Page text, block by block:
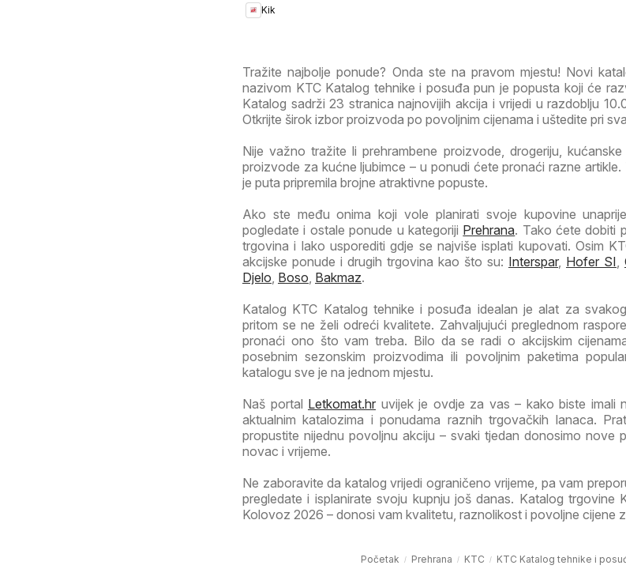
Kik
Tražite najbolje ponude? Onda ste na pravom mjestu! Novi
nazivom KTC Katalog tehnike i posuđa pun je popusta koji će
Katalog sadrži 23 stranica najnovijih akcija i vrijedi u razdoblju
Otkrijte širok izbor proizvoda po povoljnim cijenama i uštedite pri
Nije važno tražite li prehrambene proizvode, drogeriju,
proizvode za kućne ljubimce – u ponudi ćete pronaći razne
je puta pripremila brojne atraktivne popuste.
Ako ste među onima koji vole planirati svoje kupovine
pogledate i ostale ponude u kategoriji Prehrana. Tako ćete dobiti
trgovina i lako usporediti gdje se najviše isplati kupovati. Osim
akcijske ponude i drugih trgovina kao što su: Interspar, Hofer SI
Djelo Boso Bakmaz.
Katalog KTC Katalog tehnike i posuđa idealan je alat za
pritom se ne želi odreći kvalitete. Zahvaljujući preglednom
pronaći ono što vam treba. Bilo da se radi o akcijskim
posebnim sezonskim proizvodima ili povoljnim paketima
katalogu sve je na jednom mjestu.
Naš portal Letkomat.hr uvijek je ovdje za vas – kako biste imali
aktualnim katalozima i ponudama raznih trgovačkih lanaca.
propustite nijednu povoljnu akciju – svaki tjedan donosimo nove
novac i vrijeme.
Ne zaboravite da katalog vrijedi ograničeno vrijeme, pa vam
pregledate i isplanirate svoju kupnju još danas. Katalog trgovine
Kolovoz 2026 – donosi vam kvalitetu, raznolikost i povoljne cijene
Početak Prehrana KTC KTC Katalog tehnike i